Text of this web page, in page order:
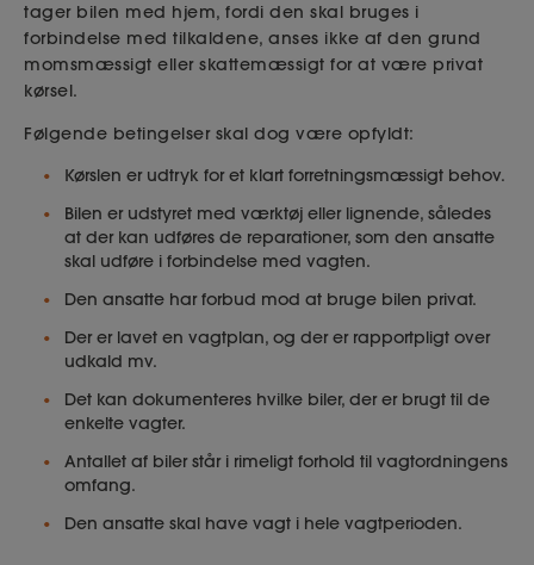
tager bilen med hjem, fordi den skal bruges i
forbindelse med tilkaldene, anses ikke af den grund
momsmæssigt eller skattemæssigt for at være privat
kørsel.
Følgende betingelser skal dog være opfyldt:
Kørslen er udtryk for et klart forretningsmæssigt behov.
Bilen er udstyret med værktøj eller lignende, således
at der kan udføres de reparationer, som den ansatte
skal udføre i forbindelse med vagten.
Den ansatte har forbud mod at bruge bilen privat.
Der er lavet en vagtplan, og der er rapportpligt over
udkald mv.
Det kan dokumenteres hvilke biler, der er brugt til de
enkelte vagter.
Antallet af biler står i rimeligt forhold til vagtordningens
omfang.
Den ansatte skal have vagt i hele vagtperioden.